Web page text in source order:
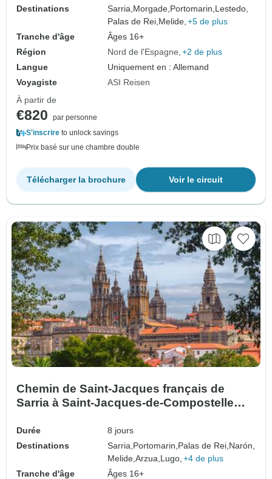
Destinations
Sarria, Morgade, Portomarin, Lestedo,
Palas de Rei, Melide, +5 de plus
Tranche d'âge
Âges 16+
Région
Nord de l'Espagne +2 de plus
Langue
Uniquement en : Allemand
Voyagiste
ASI Reisen
À partir de
€820
par personne
S'inscrire to unlock savings
Prix basé sur une chambre double
Voir le circuit
Télécharger la brochure
Chemin de Saint-Jacques français de
Sarria à Saint-Jacques-de-Compostelle
Durée
8 jours
Destinations
Sarria, Portomarin, Palas de Rei, Narón,
Melide,Arzua, Lugo, +4 de plus
Tranche d'âge
Âges 16+